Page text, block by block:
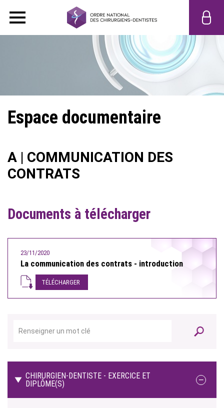
Espace documentaire
CHIRURGIEN-DENTISTE - EXERCICE ET
DIPLÔME(S)
A | COMMUNICATION DES
CONTRATS
Documents à télécharger
23/11/2020
La communication des contrats - introduction
TÉLÉCHARGER